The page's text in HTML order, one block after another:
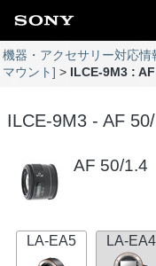
機器・アクセサリー対応情
マウント]
ILCE-9M3 :
ILCE-9M3 - AF
AF 50/1.4
LA-EA5 LA-EA4